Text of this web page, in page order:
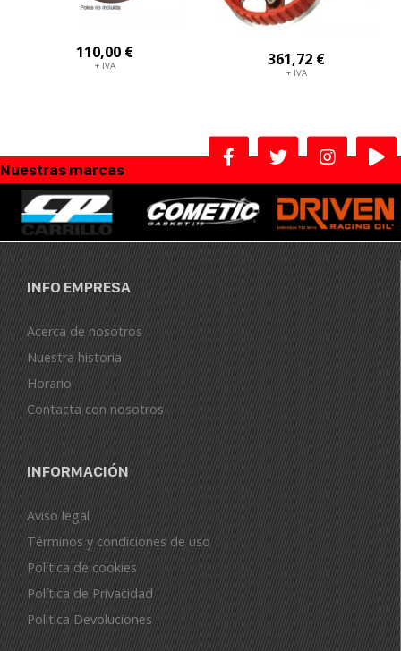
110,00 €
+ IVA 361,72 €
+ IVA
Nuestras marcas
INFO EMPRESA
Acerca de nosotros
Nuestra historia
Horario
Contacta con nosotros
INFORMACIÓN
Aviso legal
Términos y condiciones de uso
Política de cookies
Política de Privacidad
Politica Devoluciones